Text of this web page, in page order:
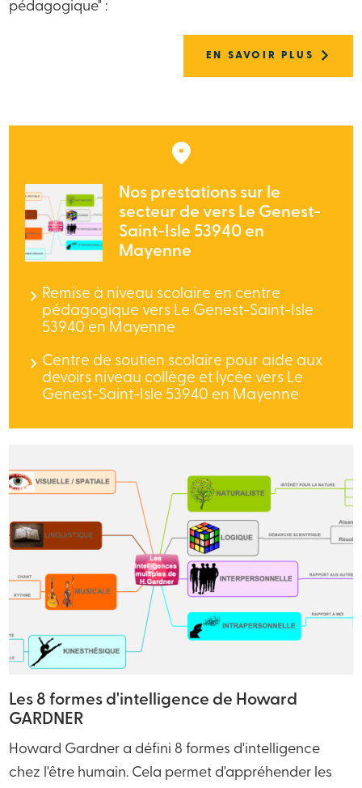
pédagogique" :
EN SAVOIR PLUS
Nos prestations sur le
secteur de vers Le Genest-
Saint-Isle 53940 en
Mayenne
Remise à niveau scolaire en centre
pédagogique vers Le Genest-Saint-Isle
53940 en Mayenne
Centre de soutien scolaire pour aide aux
devoirs niveau collège et lycée vers Le
Genest-Saint-Isle 53940 en Mayenne
Les 8 formes d'intelligence de Howard
GARDNER
Howard Gardner a défini 8 formes d'intelligence
chez l'être humain. Cela permet d'appréhender les